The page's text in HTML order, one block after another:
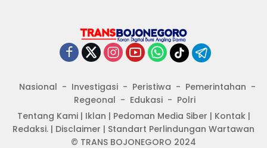
Nasional Investigasi Peristiwa
Pemerintahan
Regeonal
Edukasi
Polri
Tentang Kami| Iklan | Pedoman Media Siber | Kontak|
Redaksi. | Disclaimer | Standart Perlindungan Wartawan
© TRANS BOJONEGORO 2024